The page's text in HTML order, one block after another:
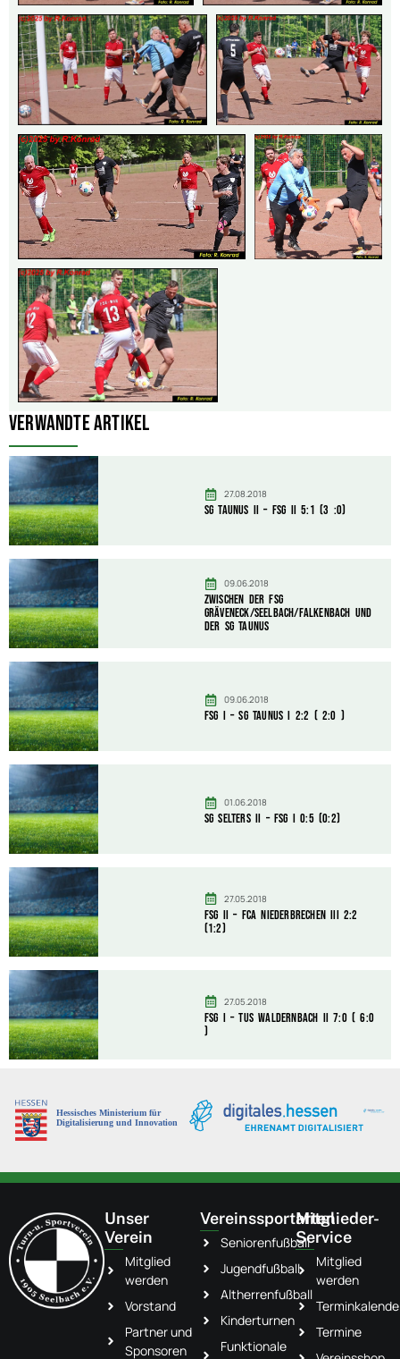
Verwandte Artikel
27.08.2018
SG Taunus II – FSG II 5:1 (3 :0)
09.06.2018
zwischen der FSG
Gräveneck/Seelbach/Falkenbach und
der SG Taunus
09.06.2018
FSG I – SG Taunus I 2:2 ( 2:0 )
01.06.2018
SG Selters II – FSG I 0:5 (0:2)
27.05.2018
FSG II – FCA Niederbrechen III 2:2
(1:2)
27.05.2018
FSG I – TuS Waldernbach II 7:0 ( 6:0
)
Unser
Verein
Mitglied
werden
Vorstand
Partner und
Sponsoren
Vereinssportarten
Seniorenfußball
Jugendfußball
Altherrenfußball
Kinderturnen
Funktionale
Mitglieder-
Service
Mitglied
werden
Termine